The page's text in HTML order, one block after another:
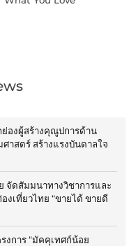
ย่องผู้สร้างคุณูปการด้าน
าสตร์ สร้างแรงบันดาลใจ
จัดสัมมนาทางวิชาการและ
งเที่ยวไทย “ขายได้ ขายดี
งการ “มัคคุเทศก์น้อย